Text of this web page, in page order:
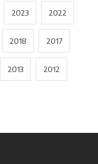
2023 2022
2018 2017
2013 2012